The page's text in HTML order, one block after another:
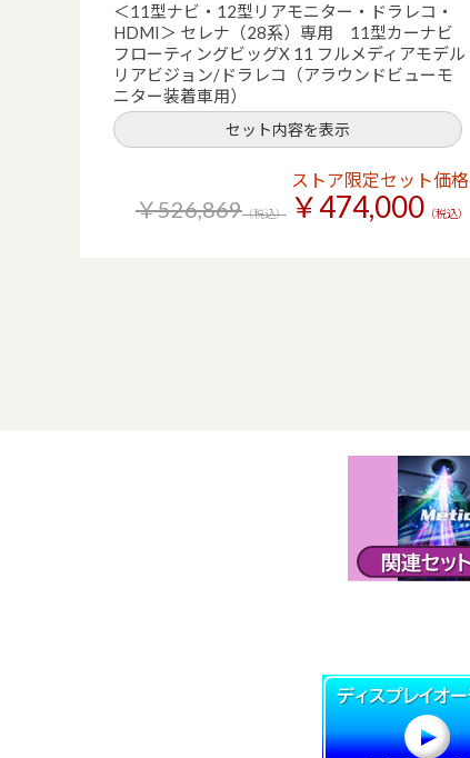
＜11型ナビ・12型リアモニター・ドラレコ・
HDMI＞ セレナ（28系）専用 11型カーナビ
フローティングビッグX 11 フルメディアモデル
リアビジョン/ドラレコ（アラウンドビューモ
ニター装着車用）
セット内容を表示
ストア限定セット価格
￥526,869（税込） ￥474,000 （税込）